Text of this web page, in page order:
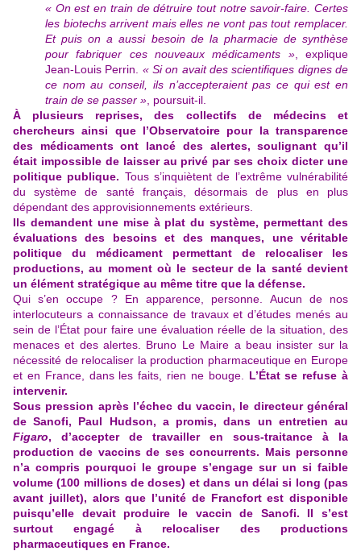
« On est en train de détruire tout notre savoir-faire. Certes
les biotechs arrivent mais elles ne vont pas tout remplacer.
Et puis on a aussi besoin de la pharmacie de synthèse
pour fabriquer ces nouveaux médicaments », explique
Jean-Louis Perrin. « Si on avait des scientifiques dignes de
ce nom au conseil, ils n’accepteraient pas ce qui est en
train de se passer » , poursuit-il.
À plusieurs reprises, des collectifs de médecins et
chercheurs ainsi que l’Observatoire pour la transparence
des médicaments ont lancé des alertes, soulignant qu’il
était impossible de laisser au privé par ses choix dicter une
politique publique. Tous s’inquiètent de l’extrême vulnérabilité
du système de santé français, désormais de plus en plus
dépendant des approvisionnements extérieurs.
Ils demandent une mise à plat du système, permettant des
évaluations des besoins et des manques, une véritable
politique du médicament permettant de relocaliser les
productions, au moment où le secteur de la santé devient
un élément stratégique au même titre que la défense.
Qui s’en occupe ? En apparence, personne. Aucun de nos
interlocuteurs a connaissance de travaux et d’études menés au
sein de l’État pour faire une évaluation réelle de la situation, des
menaces et des alertes. Bruno Le Maire a beau insister sur la
nécessité de relocaliser la production pharmaceutique en Europe
et en France, dans les faits, rien ne bouge.
L’État se refuse à
intervenir.
Sous pression après l’échec du vaccin, le directeur général
de Sanofi, Paul Hudson, a promis, dans un entretien au
Figaro, d’accepter de travailler en sous-traitance à la
production de vaccins de ses concurrents. Mais personne
n’a compris pourquoi le groupe s’engage sur un si faible
volume (100 millions de doses) et dans un délai si long (pas
avant juillet), alors que l’unité de Francfort est disponible
puisqu’elle devait produire le vaccin de Sanofi. Il s’est
surtout engagé à relocaliser des productions
pharmaceutiques en France.